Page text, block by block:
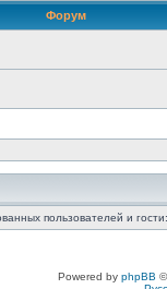
Форум
пользователей и
Powered by phpBB